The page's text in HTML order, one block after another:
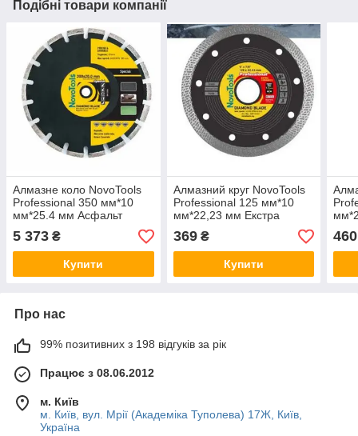
Подібні товари компанії
Алмазне коло NovoTools
Professional 350 мм*10
мм*25.4 мм Асфальт
5 373 ₴
Купити
Алмазний круг NovoTools
Professional 125 мм*10
мм*22,23 мм Екстра
Кераміка
369₴
Купити
460
Про нас
99% позитивних з 198 відгуків за рік
Працює з 08.06.2012
м. Київ
м. Київ, вул. Мрії (Академіка Туполева) 17Ж, Київ,
Україна